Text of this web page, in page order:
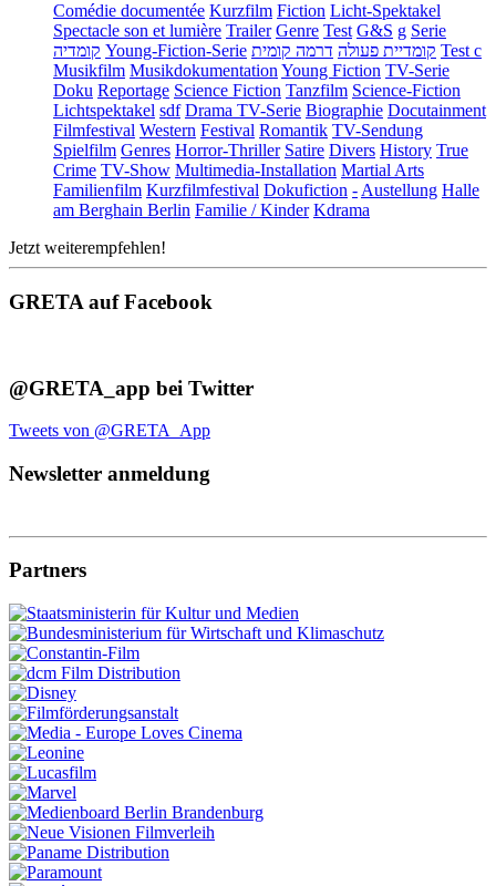
Comédie documentée Kurzfilm Fiction Licht-Spektakel
Spectacle son et lumière Trailer Genre Test G&S g Serie
קומדיה Young-Fiction-Serie קומדיית פעולה דרמה קומית
Test c
Musikfilm MusikdokumentationYoung Fiction TV-Serie
Doku Reportage Science Fiction Tanzfilm Science-Fiction
Lichtspektakel sdf Drama TV-Serie Biographie Docutainment
Filmfestival Western Festival Romantik TV-Sendung
Spielfilm Genres Horror-Thriller Satire Divers History True
Crime TV-Show Multimedia-Installation Martial Arts
Familienfilm Kurzfilmfestival Dokufiction -Austellung Halle
am Berghain Berlin Familie / Kinder Kdrama
Jetzt weiterempfehlen!
GRETA auf Facebook
@GRETA_app bei Twitter
Tweets von @GRETA_App
Newsletter anmeldung
Partners